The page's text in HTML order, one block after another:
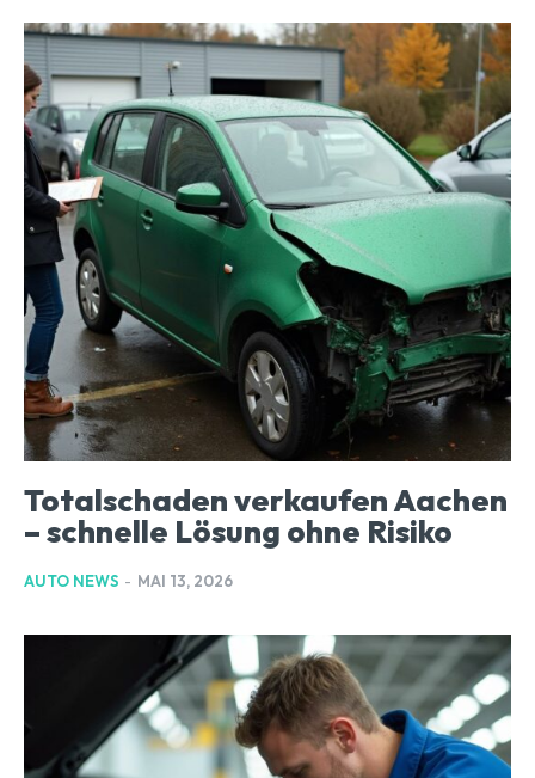
Totalschaden verkaufen Aachen
– schnelle Lösung ohne Risiko
AUTO NEWS - MAI 13, 2026